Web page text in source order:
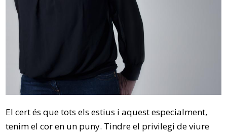
El cert és que tots els estius i aquest especialment,
tenim el cor en un puny. Tindre el privilegi de viure